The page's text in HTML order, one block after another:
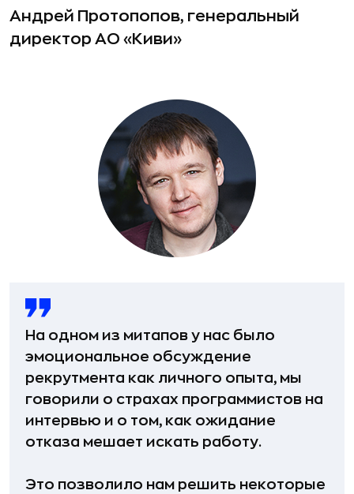
Андрей Протопопов, генеральный
директор АО «Киви»
На одном из митапов у нас было
эмоциональное обсуждение
рекрутмента как личного опыта, мы
говорили о страхах программистов на
интервью и о том, как ожидание
отказа мешает искать работу.
Это позволило нам решить некоторые